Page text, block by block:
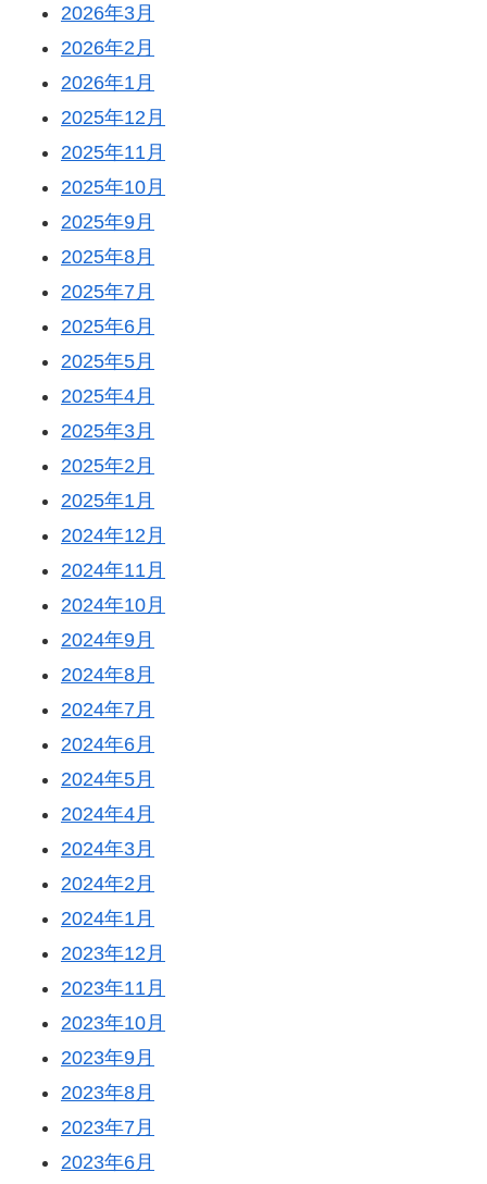
2026年3月
2026年2月
2026年1月
2025年12月
2025年11月
2025年10月
2025年9月
2025年8月
2025年7月
2025年6月
2025年5月
2025年4月
2025年3月
2025年2月
2025年1月
2024年12月
2024年11月
2024年10月
2024年9月
2024年8月
2024年7月
2024年6月
2024年5月
2024年4月
2024年3月
2024年2月
2024年1月
2023年12月
2023年11月
2023年10月
2023年9月
2023年8月
2023年7月
2023年6月